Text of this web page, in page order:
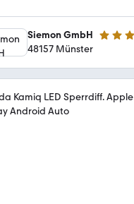
Siemon GmbH 5 Sterne
48157 Münster